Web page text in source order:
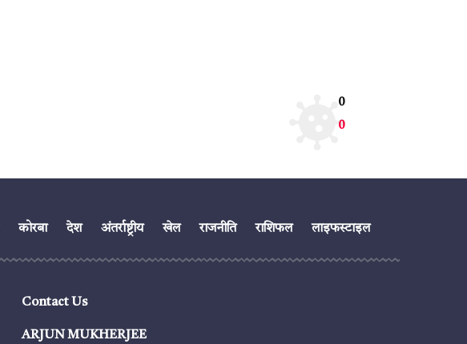
0
0
कोरबा देश अंतर्राष्ट्रीय खेल राजनीति राशिफल लाइफस्टाइल
Contact Us
ARJUN MUKHERJEE